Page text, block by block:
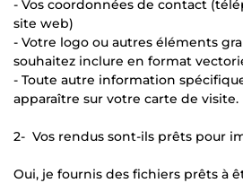
- Vos coordonnées de contact
site web)
- Votre logo ou autres éléments
souhaitez inclure en format
- Toute autre information
apparaître sur votre carte de visite.
2- Vos rendus sont-ils prêts pour
Oui, je fournis des fichiers prêts à